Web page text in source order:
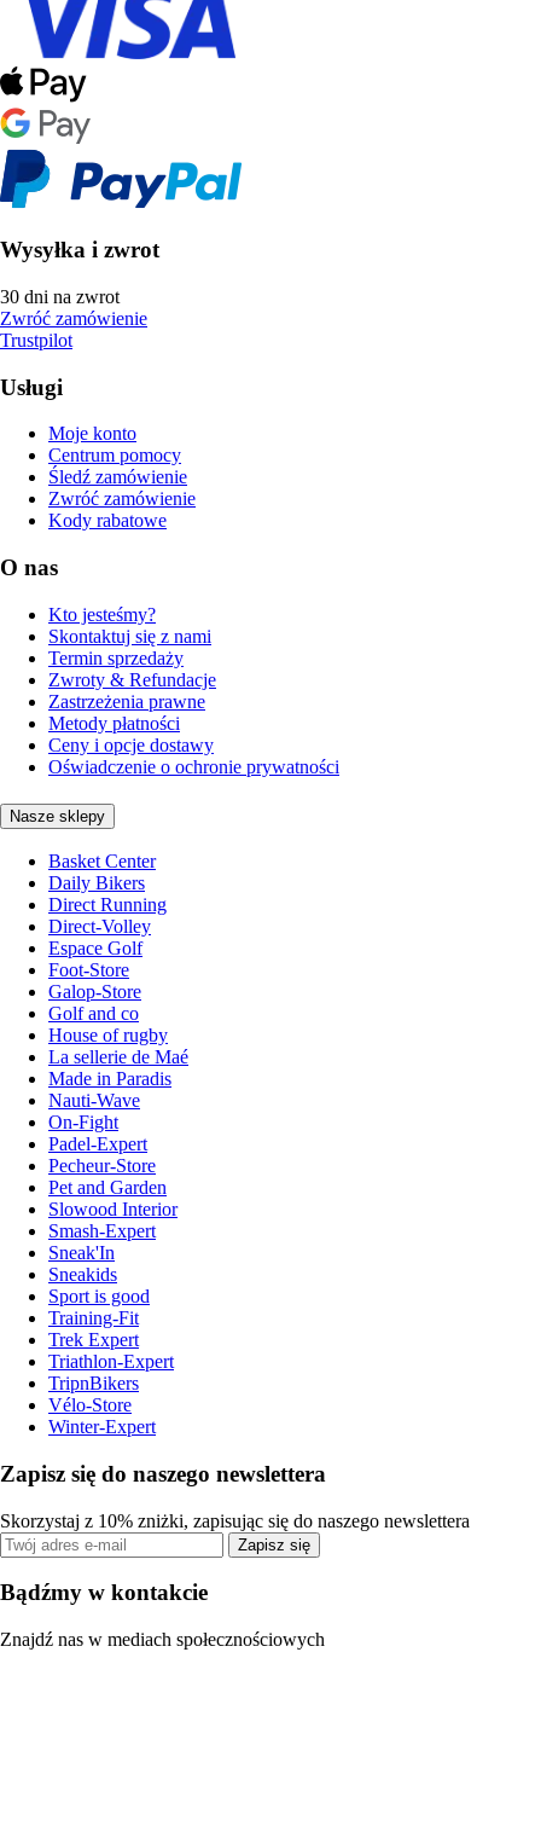
Wysyłka i zwrot
30 dni na zwrot
Zwróć zamówienie
Trustpilot
Usługi
Moje konto
Centrum pomocy
Śledź zamówienie
Zwróć zamówienie
Kody rabatowe
O nas
Kto jesteśmy?
Skontaktuj się z nami
Termin sprzedaży
Zwroty & Refundacje
Zastrzeżenia prawne
Metody płatności
Ceny i opcje dostawy
Oświadczenie o ochronie prywatności
Nasze sklepy
Basket Center
Daily Bikers
Direct Running
Direct-Volley
Espace Golf
Foot-Store
Galop-Store
Golf and co
House of rugby
La sellerie de Maé
Made in Paradis
Nauti-Wave
On-Fight
Padel-Expert
Pecheur-Store
Pet and Garden
Slowood Interior
Smash-Expert
Sneak'In
Sneakids
Sport is good
Training-Fit
Trek Expert
Triathlon-Expert
TripnBikers
Vélo-Store
Winter-Expert
Zapisz się do naszego newslettera
Skorzystaj z 10% zniżki, zapisując się do naszego newslettera
Zapisz się
Bądźmy w kontakcie
Znajdź nas w mediach społecznościowych